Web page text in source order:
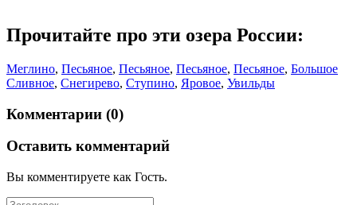
Прочитайте про эти озера России:
Меглино, Песьяное, Песьяное, Песьяное, Песьяное, Большое
Сливное, Снегирево, Ступино, Яровое, Увильды
Комментарии (0)
Оставить комментарий
Вы комментируете как Гость.